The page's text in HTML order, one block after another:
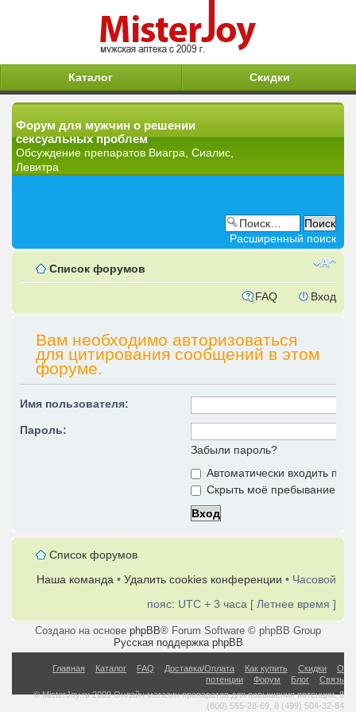
Каталог Скидки
Форум для мужчин о решении
сексуальных проблем
Обсуждение препаратов Виагра, Сиалис,
Левитра
Расширенный поиск
Список форумов
FAQ Вход
Вам необходимо авторизоваться
для цитирования сообщений в этом
форуме.
Имя пользователя:
Пароль:
Забыли пароль?
Автоматически входить
Скрыть моё пребывание на
Список форумов
Наша команда • Удалить cookies конференции • Часовой
пояс: UTC + 3 часа [ Летнее время ]
Создано на основе phpBB® Forum Software © phpBB Group
Русская поддержка phpBB
Главная Каталог FAQ Доставка/Оплата Как купить Скидки
О
потенции
Форум Блог
Связь
© MisterJoy.ru 2009 Онлайн магазин препаратов для повышения потенции. 8
(800) 555-28-69, 8 (499) 504-32-84